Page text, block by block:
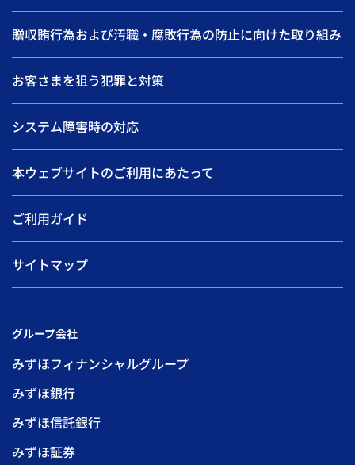
贈収賄行為および汚職・腐敗行為の防止に向けた取り組み
お客さまを狙う犯罪と対策
システム障害時の対応
本ウェブサイトのご利用にあたって
ご利用ガイド
サイトマップ
グループ会社
みずほフィナンシャルグループ
みずほ銀行
みずほ信託銀行
みずほ証券